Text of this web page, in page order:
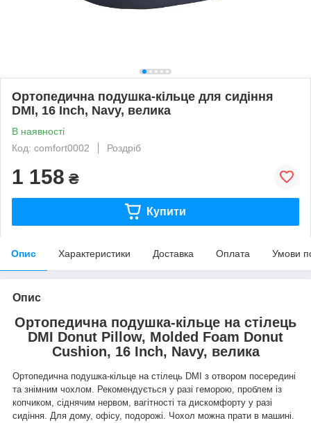
Ортопедична подушка-кільце для сидіння
DMI, 16 Inch, Navy, велика
В наявності
Код: comfort0002
Роздріб
1 158 ₴
Купити
Опис Характеристики Доставка Оплата Умови
Опис
Ортопедична подушка-кільце на стілець
DMI Donut Pillow, Molded Foam Donut
Cushion, 16 Inch, Navy, велика
Ортопедична подушка-кільце на стілець DMI з отвором посередині
та знімним чохлом. Рекомендується у разі геморою, проблем із
копчиком, сіднячим нервом, вагітності та дискомфорту у разі
сидіння. Для дому, офісу, подорожі. Чохол можна прати в машині.